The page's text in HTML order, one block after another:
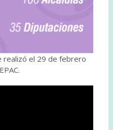
realizó el 29 de febrero